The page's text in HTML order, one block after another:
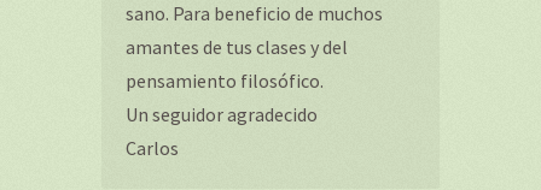
sano. Para beneficio de muchos
amantes de tus clases y del
pensamiento filosófico.
Un seguidor agradecido
Carlos